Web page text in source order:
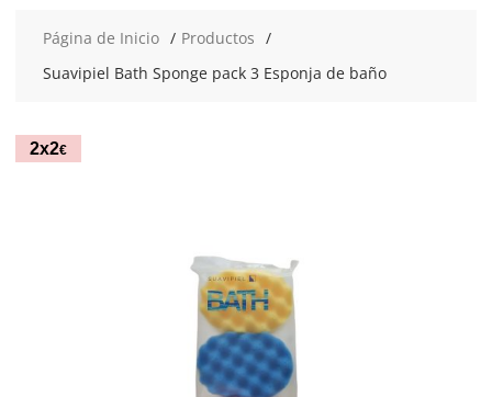
Página de Inicio
Productos
Suavipiel Bath Sponge pack 3 Esponja de baño
2x2€